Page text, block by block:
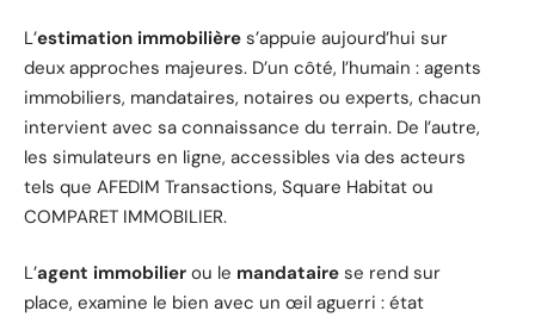
L’estimation immobilière s’appuie aujourd’hui sur
deux approches majeures. D’un côté, l’humain : agents
immobiliers, mandataires, notaires ou experts, chacun
intervient avec sa connaissance du terrain. De l’autre,
les simulateurs en ligne, accessibles via des acteurs
tels que AFEDIM Transactions, Square Habitat ou
COMPARET IMMOBILIER.
L’agent immobilier ou le mandataire se rend sur
place, examine le bien avec un œil aguerri : état